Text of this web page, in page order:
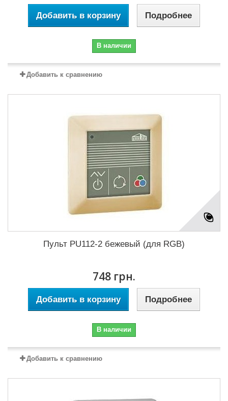
Добавить в корзину Подробнее
В наличии
Добавить к сравнению
Пульт PU112-2 бежевый (для RGB)
748 грн.
Добавить в корзину Подробнее
В наличии
Добавить к сравнению